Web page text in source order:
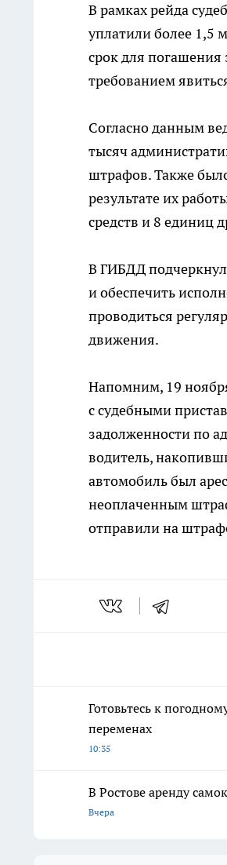
В рамках рейда
уплатили более 1,5
срок для погашения
требованием
Согласно данным
тысяч
штрафов. Также
результате их
средств и 8 единиц
В ГИБДД
и обеспечить
проводиться
движения.
Напомним, 19
с судебными
задолженности по
водитель,
автомобиль был
неоплаченным
отправили на
Готовьтесь к
переменах
10:35
В Ростове аренду
Вчера